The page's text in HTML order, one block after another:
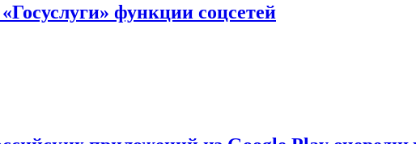
функции соцсетей